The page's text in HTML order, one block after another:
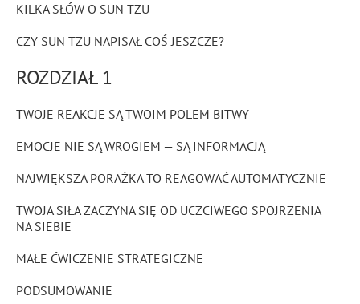
KILKA SŁÓW O SUN TZU
CZY SUN TZU NAPISAŁ COŚ JESZCZE?
ROZDZIAŁ 1
TWOJE REAKCJE SĄ TWOIM POLEM BITWY
EMOCJE NIE SĄ WROGIEM — SĄ INFORMACJĄ
NAJWIĘKSZA PORAŻKA TO REAGOWAĆ AUTOMATYCZNIE
TWOJA SIŁA ZACZYNA SIĘ OD UCZCIWEGO SPOJRZENIA
NA SIEBIE
MAŁE ĆWICZENIE STRATEGICZNE
PODSUMOWANIE